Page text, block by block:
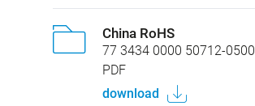
China RoHS
77 3434 0000 50712-0500
PDF
download